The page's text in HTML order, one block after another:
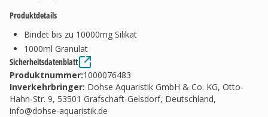
Produktdetails
Bindet bis zu 10000mg Silikat
1000ml Granulat
Sicherheitsdatenblatt
Produktnummer:1000076483
Inverkehrbringer: Dohse Aquaristik GmbH & Co. KG, Otto-
Hahn-Str. 9, 53501 Grafschaft-Gelsdorf, Deutschland,
info@dohse-aquaristik.de